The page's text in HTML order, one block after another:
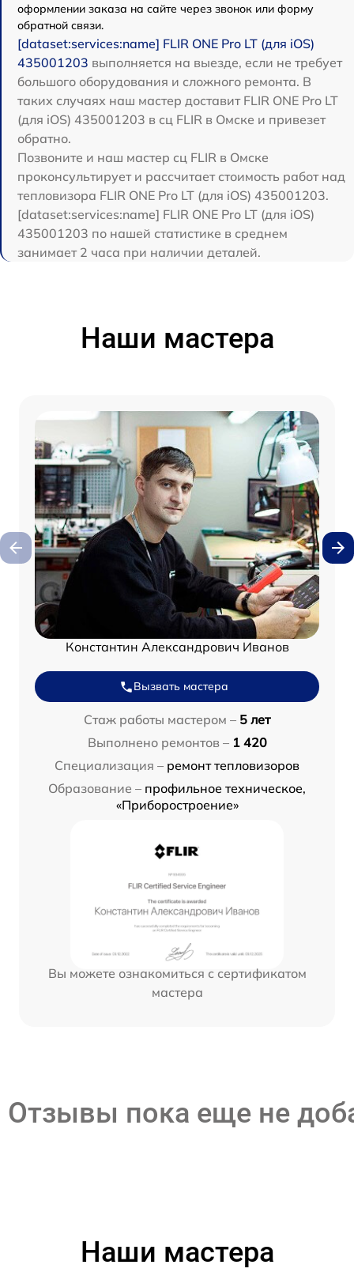
оформлении заказа на сайте через звонок или форму
обратной связи.
[dataset:services:name] FLIR ONE Pro LT (для iOS)
435001203 выполняется на выезде, если не требует
большого оборудования и сложного ремонта. В
таких случаях наш мастер доставит FLIR ONE Pro LT
(для iOS) 435001203 в сц FLIR в Омске и привезет
обратно.
Позвоните и наш мастер сц FLIR в Омске
проконсультирует и рассчитает стоимость работ над
тепловизора FLIR ONE Pro LT (для iOS) 435001203.
[dataset:services:name] FLIR ONE Pro LT (для iOS)
435001203 по нашей статистике в среднем
занимает 2 часа при наличии деталей.
Наши мастера
Константин Александрович Иванов
Вызвать мастера
Стаж работы мастером – 5 лет
Выполнено ремонтов – 1 420
Специализация – ремонт тепловизоров
Образование – профильное техническое,
«Приборостроение»
Вы можете ознакомиться с сертификатом
мастера
Отзывы пока еще не
Наши мастера